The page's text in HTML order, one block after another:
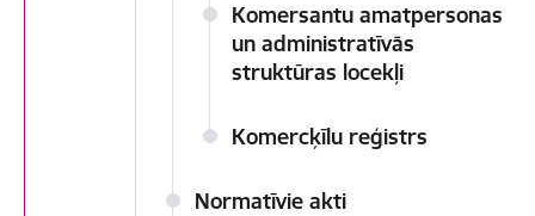
Komersantu amatpersonas
un administratīvās
struktūras locekļi
Komercķīlu reģistrs
Normatīvie akti